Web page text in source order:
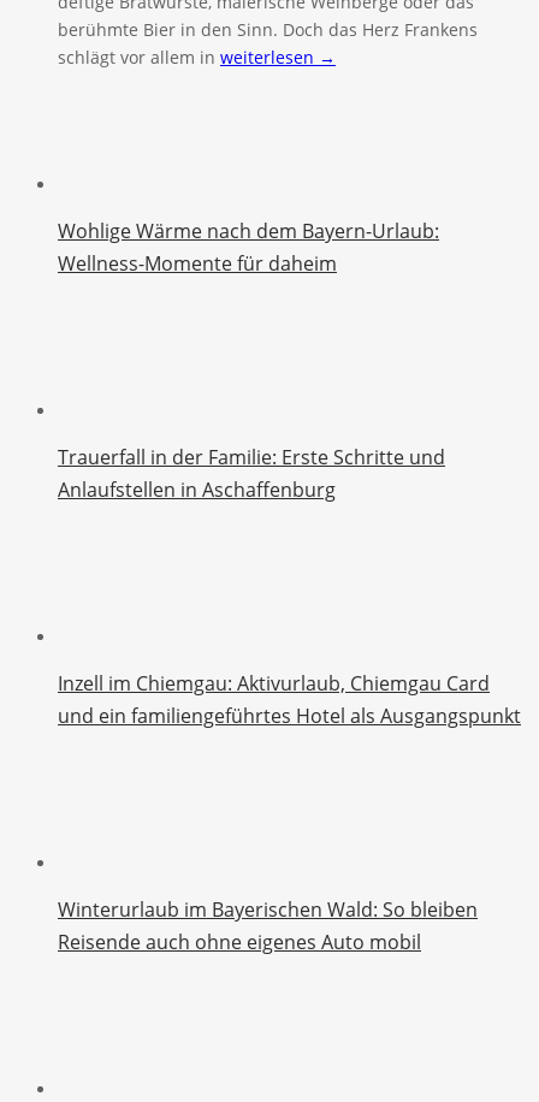
berühmte Bier in den Sinn. Doch das Herz Frankens
schlägt vor allem in weiterlesen →
Wohlige Wärme nach dem Bayern-Urlaub:
Wellness-Momente für daheim
Trauerfall in der Familie: Erste Schritte und
Anlaufstellen in Aschaffenburg
Inzell im Chiemgau: Aktivurlaub, Chiemgau Card
und ein familiengeführtes Hotel als Ausgangspunkt
Winterurlaub im Bayerischen Wald: So bleiben
Reisende auch ohne eigenes Auto mobil